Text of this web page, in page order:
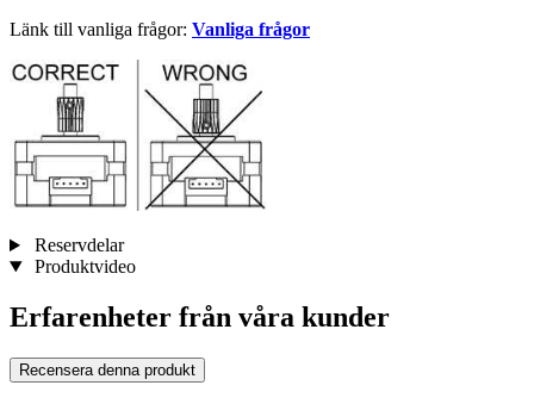
Länk till vanliga frågor: Vanliga frågor
Reservdelar
Produktvideo
Erfarenheter från våra kunder
Recensera denna produkt